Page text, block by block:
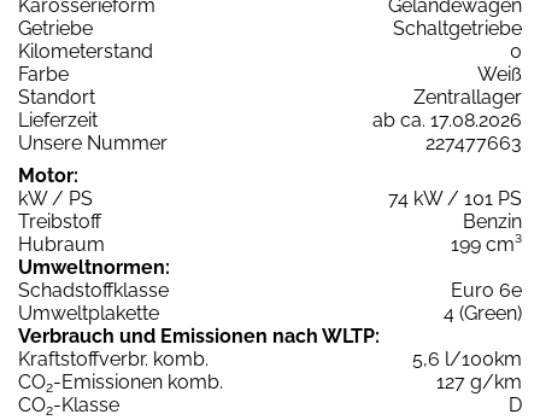
Karosserieform
Geländewagen
Getriebe
Schaltgetriebe
Kilometerstand
0
Farbe
Weiß
Standort
Zentrallager
Lieferzeit
ab ca. 17.08.2026
Unsere Nummer
227477663
Motor:
kW / PS
74 kW / 101 PS
Treibstoff
Benzin
Hubraum
199 cm³
Umweltnormen:
Schadstoffklasse
Euro 6e
Umweltplakette
4 (Green)
Verbrauch und Emissionen nach WLTP:
Kraftstoffverbr. komb.
5,6 l/100km
CO2-Emissionen komb.
127 g/km
CO2-Klasse
D